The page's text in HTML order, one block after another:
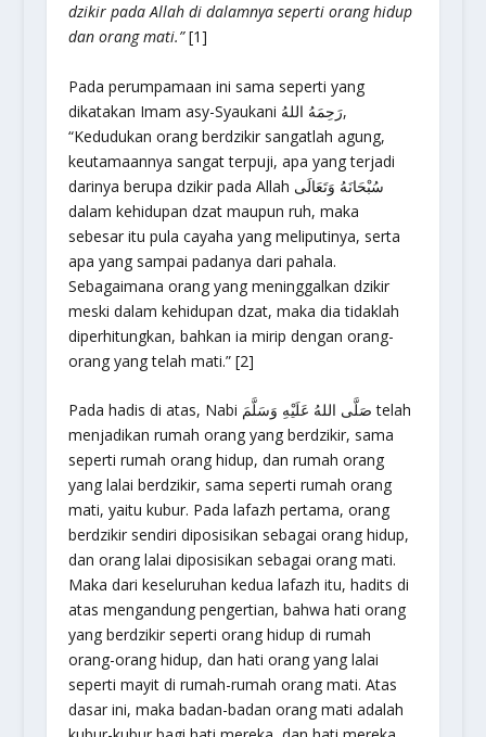
dzikir pada Allah di dalamnya seperti orang hidup
dan orang mati.”[1]
Pada perumpamaan ini sama seperti yang
dikatakan Imam asy-Syaukani رَحِمَهُ اللهُ,
“Kedudukan orang berdzikir sangatlah agung,
keutamaannya sangat terpuji, apa yang terjadi
darinya berupa dzikir pada Allah سُبْحَانَهُ وَتَعَالَى
dalam kehidupan dzat maupun ruh, maka
sebesar itu pula cayaha yang meliputinya, serta
apa yang sampai padanya dari pahala.
Sebagaimana orang yang meninggalkan dzikir
meski dalam kehidupan dzat, maka dia tidaklah
diperhitungkan, bahkan ia mirip dengan orang-
orang yang telah mati.” [2]
Pada hadis di atas, Nabi صَلَّى اللهُ عَلَيْهِ وَسَلَّمَ telah
menjadikan rumah orang yang berdzikir, sama
seperti rumah orang hidup, dan rumah orang
yang lalai berdzikir, sama seperti rumah orang
mati, yaitu kubur. Pada lafazh pertama, orang
berdzikir sendiri diposisikan sebagai orang hidup,
dan orang lalai diposisikan sebagai orang mati.
Maka dari keseluruhan kedua lafazh itu, hadits di
atas mengandung pengertian, bahwa hati orang
yang berdzikir seperti orang hidup di rumah
orang-orang hidup, dan hati orang yang lalai
seperti mayit di rumah-rumah orang mati. Atas
dasar ini, maka badan-badan orang mati adalah